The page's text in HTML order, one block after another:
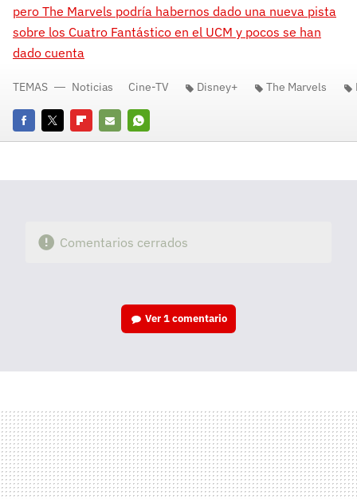
pero The Marvels podría habernos dado una nueva pista
sobre los Cuatro Fantástico en el UCM y pocos se han
dado cuenta
FacebookTwitterFlipboard
E-
Whatsapp
TEMAS Noticias Cine-TV Disney+ The Marvels
Comentarios cerrados
Ver1 comentario